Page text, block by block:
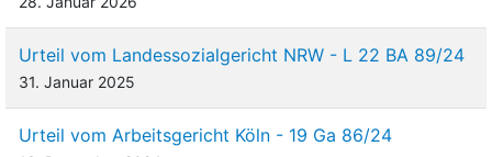
Urteil vom Landessozialgericht NRW - L 22 BA 89/24
31. Januar 2025
Urteil vom Arbeitsgericht Köln - 19 Ga 86/24